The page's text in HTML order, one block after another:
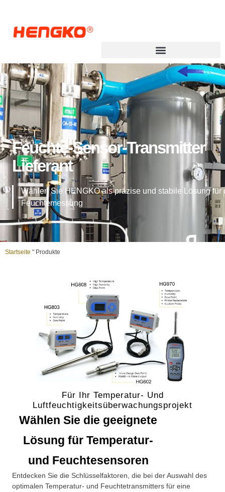
Feuchte-Sensor-Transmitter
Lieferant
Wählen Sie HENGKO als präzise und stabile Lösung für
Feuchtemessung
Startseite " Produkte
Für Ihr Temperatur- Und
Luftfeuchtigkeitsüberwachungsprojekt
Wählen Sie die geeignete
Lösung für Temperatur-
und Feuchtesensoren
Entdecken Sie die Schlüsselfaktoren, die bei der Auswahl des
optimalen Temperatur- und Feuchtetransmitters für eine